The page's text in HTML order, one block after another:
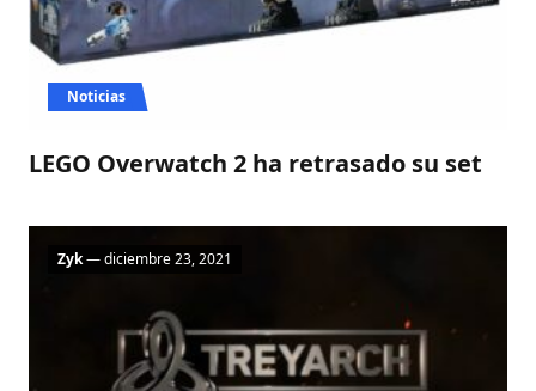
LEGO Overwatch 2 ha retrasado su set
Noticias
Zyk— diciembre 23, 2021